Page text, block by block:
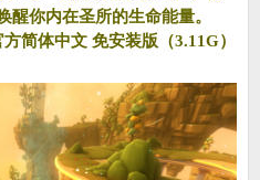
醒你内在圣所的生命能量。
简体中文 免安装版（3.11G）